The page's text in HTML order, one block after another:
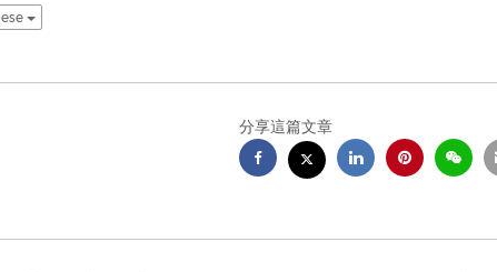
分享這篇文章